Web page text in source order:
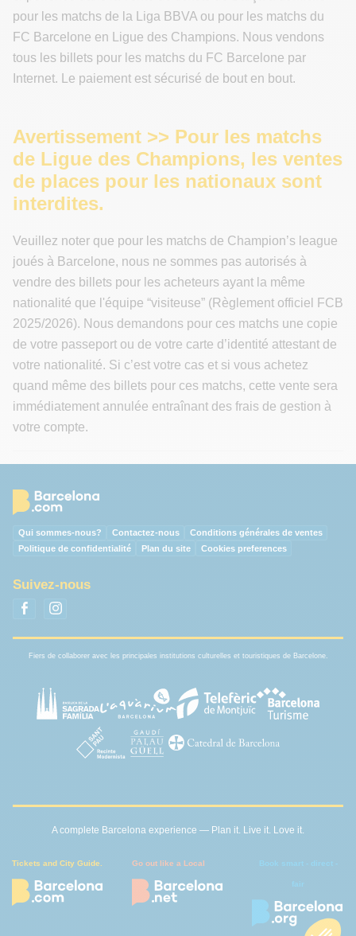
pour les matchs de la Liga BBVA ou pour les matchs du
FC Barcelone en Ligue des Champions. Nous vendons
tous les billets pour les matchs du FC Barcelone par
Internet. Le paiement est sécurisé de bout en bout.
Avertissement >> Pour les matchs
de Ligue des Champions, les ventes
de places pour les nationaux sont
interdites.
Veuillez noter que pour les matchs de Champion’s league
joués à Barcelone, nous ne sommes pas autorisés à
vendre des billets pour les acheteurs ayant la même
nationalité que l'équipe “visiteuse” (Règlement officiel FCB
2025/2026). Nous demandons pour ces matchs une copie
de votre passeport ou de votre carte d’identité attestant de
votre nationalité. Si c’est votre cas et si vous achetez
quand même des billets pour ces matchs, cette vente sera
immédiatement annulée entraînant des frais de gestion à
votre compte.
Qui sommes-nous? Contactez-nous
Conditions générales de ventes
Politique de confidentialité
Plan du site Cookies preferences
Suivez-nous
Fiers de collaborer avec les principales institutions culturelles et touristiques de Barcelone.
A complete Barcelona experience — Plan it. Live it. Love it.
Tickets and City Guide. Go out like a Local Book smart - direct -
fair